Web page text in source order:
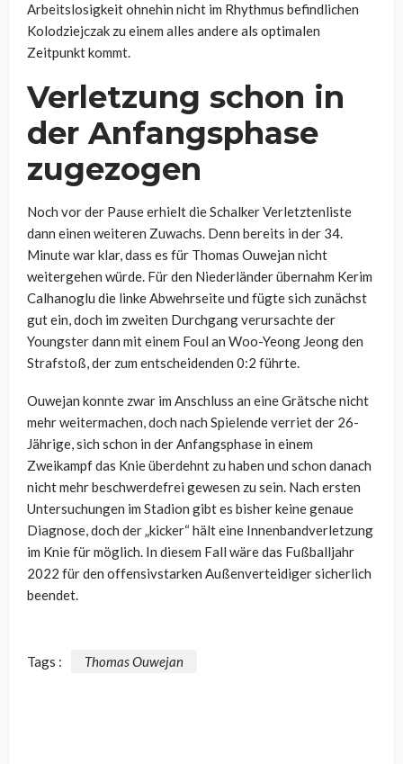
Arbeitslosigkeit ohnehin nicht im Rhythmus befindlichen
Kolodziejczak zu einem alles andere als optimalen
Zeitpunkt kommt.
Verletzung schon in
der Anfangsphase
zugezogen
Noch vor der Pause erhielt die Schalker Verletztenliste
dann einen weiteren Zuwachs. Denn bereits in der 34.
Minute war klar, dass es für Thomas Ouwejan nicht
weitergehen würde. Für den Niederländer übernahm Kerim
Calhanoglu die linke Abwehrseite und fügte sich zunächst
gut ein, doch im zweiten Durchgang verursachte der
Youngster dann mit einem Foul an Woo-Yeong Jeong den
Strafstoß, der zum entscheidenden 0:2 führte.
Ouwejan konnte zwar im Anschluss an eine Grätsche nicht
mehr weitermachen, doch nach Spielende verriet der 26-
Jährige, sich schon in der Anfangsphase in einem
Zweikampf das Knie überdehnt zu haben und schon danach
nicht mehr beschwerdefrei gewesen zu sein. Nach ersten
Untersuchungen im Stadion gibt es bisher keine genaue
Diagnose, doch der „kicker“ hält eine Innenbandverletzung
im Knie für möglich. In diesem Fall wäre das Fußballjahr
2022 für den offensivstarken Außenverteidiger sicherlich
beendet.
Tags : Thomas Ouwejan